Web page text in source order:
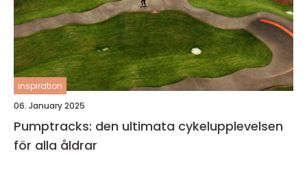
inspiration
06. January 2025
Pumptracks: den ultimata cykelupplevelsen
för alla åldrar